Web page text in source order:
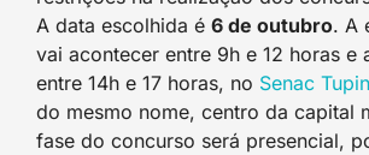
A data escolhida é 6 de outubro. A
vai acontecer entre 9h e 12 horas e
entre 14h e 17 horas, no Senac
do mesmo nome, centro da capital
fase do concurso será presencial,